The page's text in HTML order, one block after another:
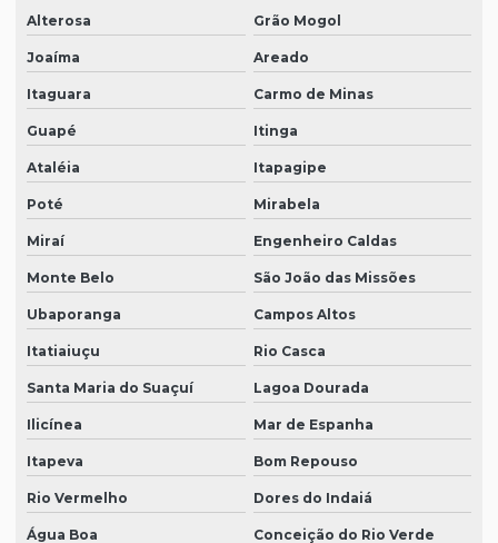
Alterosa Grão Mogol
Joaíma Areado
Itaguara Carmo de Minas
Guapé Itinga
Ataléia Itapagipe
Poté Mirabela
Miraí Engenheiro Caldas
Monte Belo São João das Missões
Ubaporanga Campos Altos
Itatiaiuçu Rio Casca
Santa Maria do Suaçuí Lagoa Dourada
Ilicínea Mar de Espanha
Itapeva Bom Repouso
Rio Vermelho Dores do Indaiá
Água Boa Conceição do Rio Verde